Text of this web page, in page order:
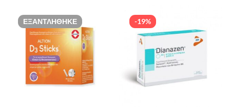
ΕΞΑΝΤΛΉΘΗΚΕ -19%